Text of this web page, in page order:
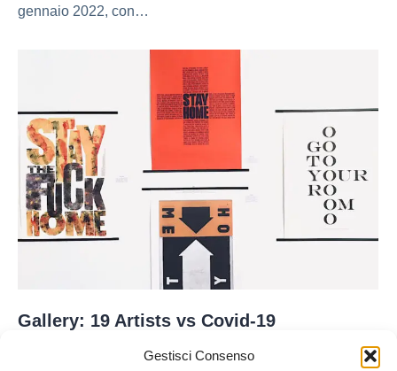
Gestisci Consenso
gennaio 2022, con…
Gallery: 19 Artists vs Covid-19
7 Ottobre 2021 Lascia un commento